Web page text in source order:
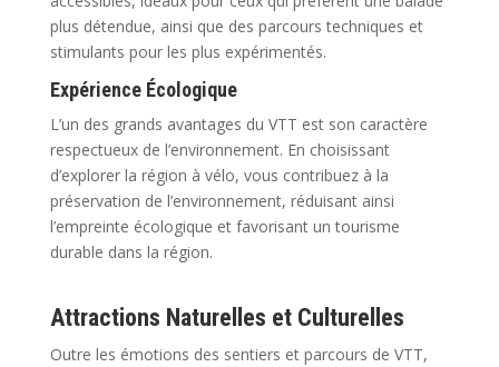
plus détendue, ainsi que des parcours techniques et
stimulants pour les plus expérimentés.
Expérience Écologique
L’un des grands avantages du VTT est son caractère
respectueux de l’environnement. En choisissant
d’explorer la région à vélo, vous contribuez à la
préservation de l’environnement, réduisant ainsi
l’empreinte écologique et favorisant un tourisme
durable dans la région.
Attractions Naturelles et Culturelles
Outre les émotions des sentiers et parcours de VTT,